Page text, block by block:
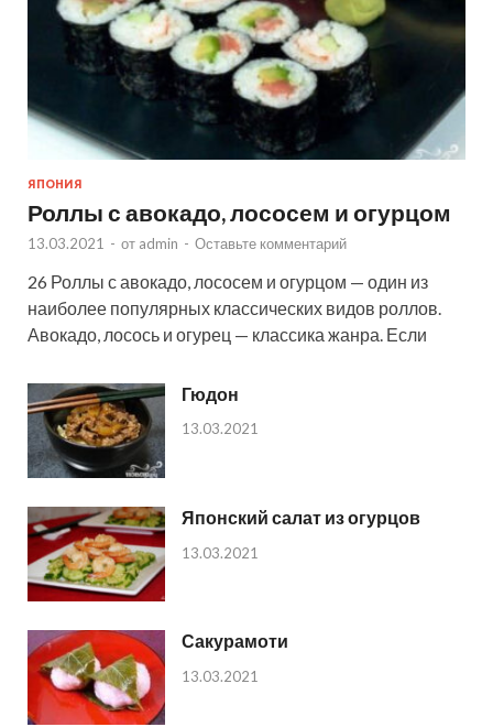
ЯПОНИЯ
Роллы с авокадо, лососем и огурцом
13.03.2021 - от admin - Оставьте комментарий
26 Роллы с авокадо, лососем и огурцом — один из
наиболее популярных классических видов роллов.
Авокадо, лосось и огурец — классика жанра. Если
Гюдон
13.03.2021
Японский салат из огурцов
13.03.2021
Сакурамоти
13.03.2021